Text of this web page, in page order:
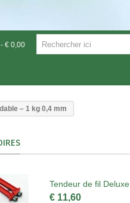
- € 0,00
– 1 kg 0,4 mm
Tendeur de fil Deluxe
€ 11,60